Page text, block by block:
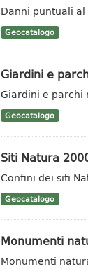
Danni puntuali
Geocatalogo
Giardini e
Giardini e parchi
Geocatalogo
Siti Natura
Confini dei siti
Geocatalogo
Monumenti
Monumenti